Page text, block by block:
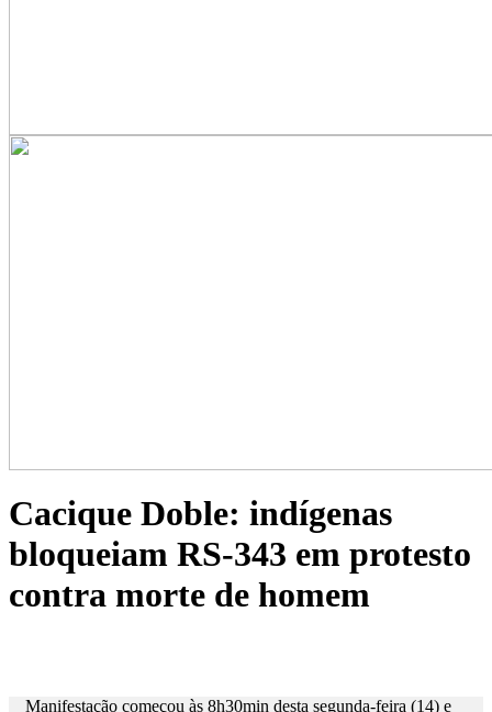
Cacique Doble: indígenas
bloqueiam RS-343 em protesto
contra morte de homem
Manifestação começou às 8h30min desta segunda-feira (14) e